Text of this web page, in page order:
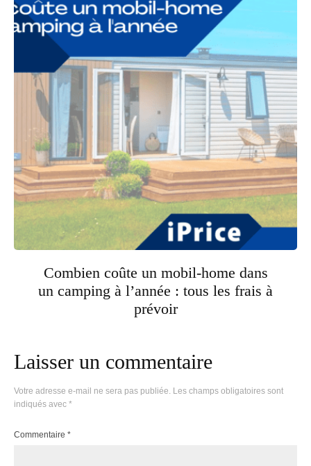
Combien coûte un mobil-home dans
un camping à l’année : tous les frais à
prévoir
Laisser un commentaire
Votre adresse e-mail ne sera pas publiée. Les champs obligatoires sont
indiqués avec *
Commentaire *